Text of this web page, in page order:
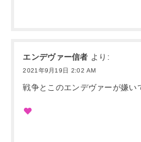
エンデヴァー信者 より:
2021年9月19日 2:02 AM
戦争とこのエンデヴァーが嫌い